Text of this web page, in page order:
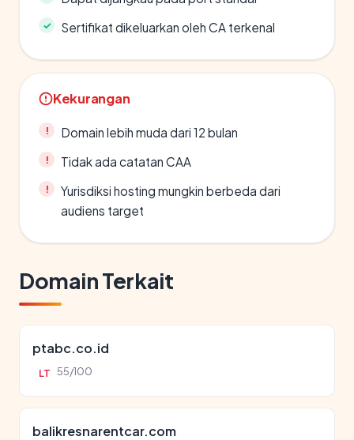
Sertifikat dikeluarkan oleh CA terkenal
Kekurangan
Domain lebih muda dari 12 bulan
Tidak ada catatan CAA
Yurisdiksi hosting mungkin berbeda dari
audiens target
Domain Terkait
ptabc.co.id
LT 55/100
balikresnarentcar.com